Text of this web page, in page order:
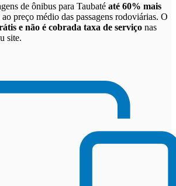
de ônibus para Taubaté até 60% mais
preço médio das passagens rodoviárias. O
e não é cobrada taxa de serviço nas
site.